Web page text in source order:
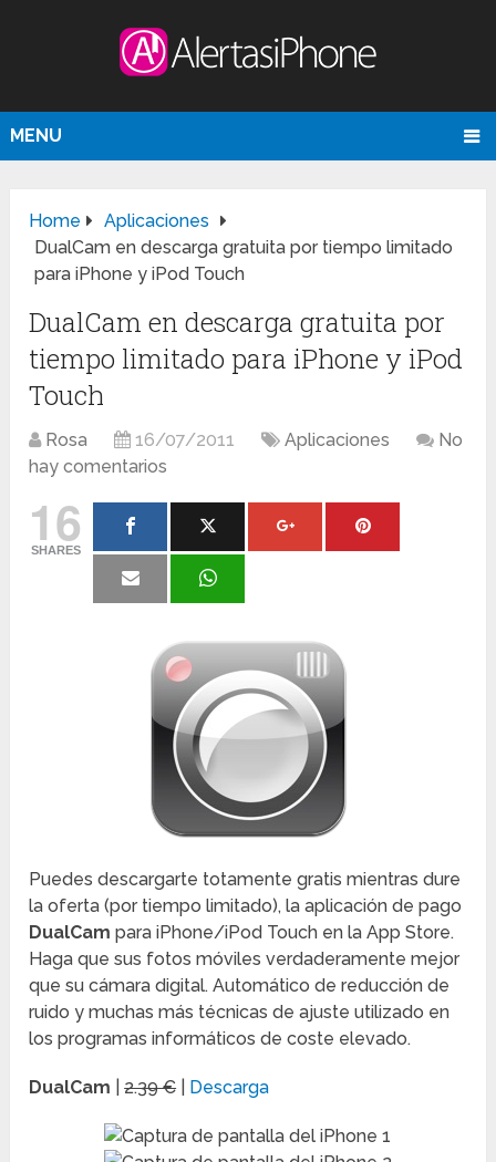
MENU
Home
Aplicaciones
DualCam en descarga gratuita por tiempo limitado
para iPhone y iPod Touch
DualCam en descarga gratuita por
tiempo limitado para iPhone y iPod
Touch
Rosa 16/07/2011 Aplicaciones
No
hay comentarios
16
SHARES
Puedes descargarte totamente gratis mientras dure
la oferta (por tiempo limitado), la aplicación de pago
DualCam para iPhone/iPod Touch en la App Store.
Haga que sus fotos móviles verdaderamente mejor
que su cámara digital. Automático de reducción de
ruido y muchas más técnicas de ajuste utilizado en
los programas informáticos de coste elevado.
DualCam |2.39 € Descarga